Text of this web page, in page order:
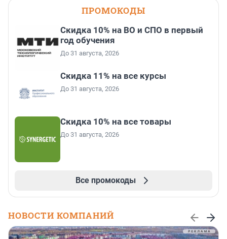
ПРОМОКОДЫ
Скидка 10% на ВО и СПО в первый
год обучения
До 31 августа, 2026
Скидка 11% на все курсы
До 31 августа, 2026
Скидка 10% на все товары
До 31 августа, 2026
Все промокоды
НОВОСТИ КОМПАНИЙ